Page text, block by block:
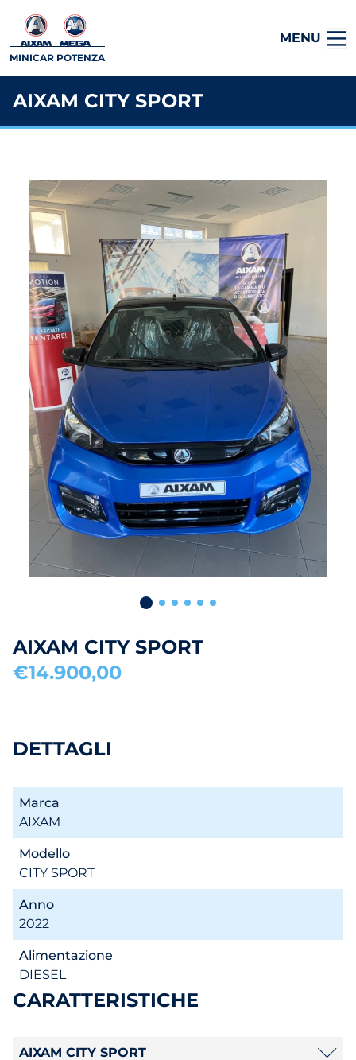
MINICAR POTENZA
MENU
AIXAM CITY SPORT
AIXAM CITY SPORT
€14.900,00
DETTAGLI
Marca
AIXAM
Modello
CITY SPORT
Anno
2022
Alimentazione
DIESEL
CARATTERISTICHE
AIXAM CITY SPORT